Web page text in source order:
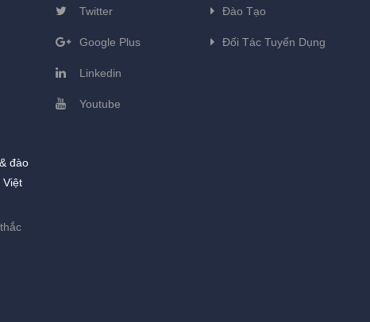
đào
Việt
Twitter
Google Plus
Linkedin
Youtube
Đào Tạo
Đối Tác Tuyển Dụng